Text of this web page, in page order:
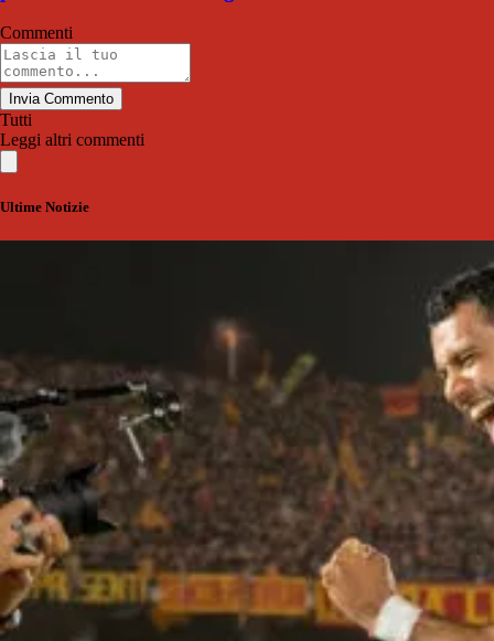
Commenti
Invia Commento
Tutti
Leggi altri commenti
Ultime Notizie